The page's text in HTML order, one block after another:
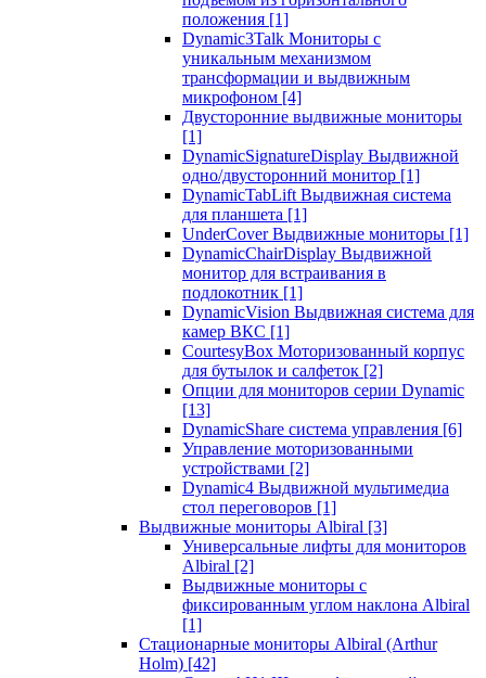
положения [1]
Dynamic3Talk Мониторы с
уникальным механизмом
трансформации и выдвижным
микрофоном [4]
Двусторонние выдвижные мониторы
[1]
DynamicSignatureDisplay Выдвижной
одно/двусторонний монитор [1]
DynamicTabLift Выдвижная система
для планшета [1]
UnderCover Выдвижные мониторы [1]
DynamicChairDisplay Выдвижной
монитор для встраивания в
подлокотник [1]
DynamicVision Выдвижная система для
камер ВКС [1]
CourtesyBox Моторизованный корпус
для бутылок и салфеток [2]
Опции для мониторов серии Dynamic
[13]
DynamicShare система управления [6]
Управление моторизованными
устройствами [2]
Dynamic4 Выдвижной мультимедиа
стол переговоров [1]
Выдвижные мониторы Albiral [3]
Универсальные лифты для мониторов
Albiral [2]
Выдвижные мониторы с
фиксированным углом наклона Albiral
[1]
Стационарные мониторы Albiral (Arthur
Holm) [42]